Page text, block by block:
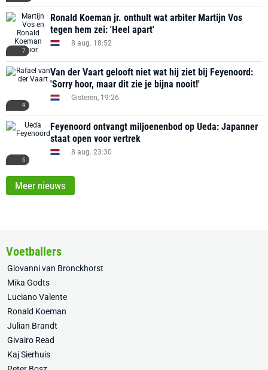
7
Ronald Koeman jr. onthult wat arbiter Martijn Vos
tegen hem zei: 'Heel apart'
8 aug. 18:52
9
Van der Vaart gelooft niet wat hij ziet bij Feyenoord:
'Sorry hoor, maar dit zie je bijna nooit!'
Gisteren, 19:26
6
Feyenoord ontvangt miljoenenbod op Ueda: Japanner
staat open voor vertrek
8 aug. 23:30
Meer nieuws
Voetballers
Giovanni van Bronckhorst
Mika Godts
Luciano Valente
Ronald Koeman
Julian Brandt
Givairo Read
Kaj Sierhuis